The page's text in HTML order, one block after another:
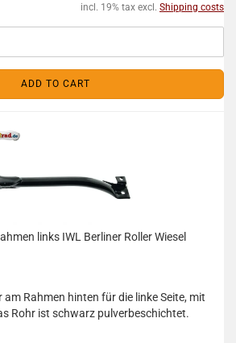
incl. 19% tax excl. Shipping costs
ADD TO CART
links IWL Berliner Roller Wiesel
Rahmen hinten für die linke Seite, mit
Rohr ist schwarz pulverbeschichtet.